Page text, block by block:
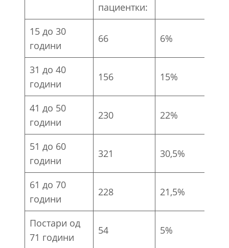
пациентки:
15 до 30
години
66 6%
31 до 40
години
156 15%
41 до 50
години
230 22%
51 до 60
години
321 30,5%
61 до 70
години
228 21,5%
Постари од
71 години
54 5%